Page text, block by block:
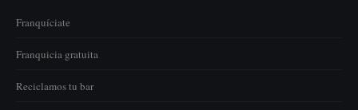
Franquíciate
Franquicia gratuita
Reciclamos tu bar